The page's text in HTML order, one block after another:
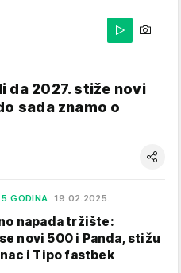
da 2027. stiže novi
sada znamo o
GODINA 19.02.2025.
napada tržište:
novi 500 i Panda, stižu
i Tipo fastbek